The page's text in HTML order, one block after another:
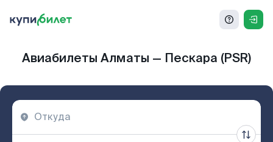
Авиабилеты Алматы — Пескара (PSR)